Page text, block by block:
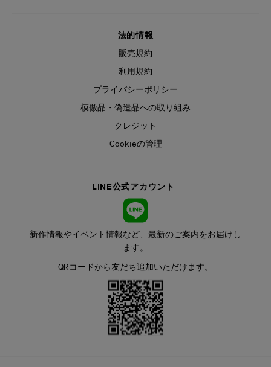
法的情報
販売規約
利用規約
プライバシーポリシー
模倣品・偽造品への取り組み
クレジット
Cookieの管理
LINE公式アカウント
新作情報やイベント情報など、最新のご案内をお届けし
ます。
QRコードから友だち追加いただけます。